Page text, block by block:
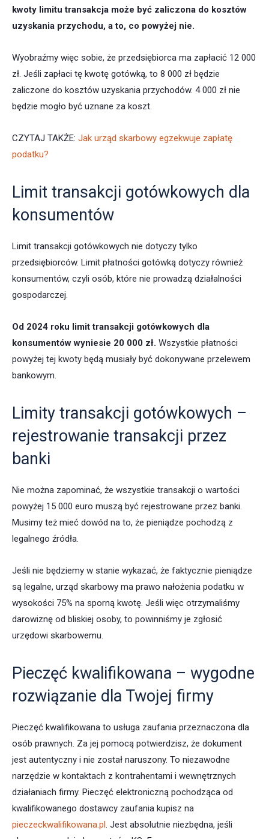
kwoty limitu transakcja może być zaliczona do kosztów
uzyskania przychodu, a to, co powyżej nie.
Wyobraźmy więc sobie, że przedsiębiorca ma zapłacić 12 000
zł. Jeśli zapłaci tę kwotę gotówką, to 8 000 zł będzie
zaliczone do kosztów uzyskania przychodów. 4 000 zł nie
będzie mogło być uznane za koszt.
CZYTAJ TAKŻE: Jak urząd skarbowy egzekwuje zapłatę
podatku?
Limit transakcji gotówkowych dla
konsumentów
Limit transakcji gotówkowych nie dotyczy tylko
przedsiębiorców. Limit płatności gotówką dotyczy również
konsumentów, czyli osób, które nie prowadzą działalności
gospodarczej.
Od 2024 roku limit transakcji gotówkowych dla
konsumentów wyniesie 20 000 zł. Wszystkie płatności
powyżej tej kwoty będą musiały być dokonywane przelewem
bankowym.
Limity transakcji gotówkowych –
rejestrowanie transakcji przez
banki
Nie można zapominać, że wszystkie transakcji o wartości
powyżej 15 000 euro muszą być rejestrowane przez banki.
Musimy też mieć dowód na to, że pieniądze pochodzą z
legalnego źródła.
Jeśli nie będziemy w stanie wykazać, że faktycznie pieniądze
są legalne, urząd skarbowy ma prawo nałożenia podatku w
wysokości 75% na sporną kwotę. Jeśli więc otrzymaliśmy
darowiznę od bliskiej osoby, to powinniśmy je zgłosić
urzędowi skarbowemu.
Pieczęć kwalifikowana – wygodne
rozwiązanie dla Twojej firmy
Pieczęć kwalifikowana to usługa zaufania przeznaczona dla
osób prawnych. Za jej pomocą potwierdzisz, że dokument
jest autentyczny i nie został naruszony. To niezawodne
narzędzie w kontaktach z kontrahentami i wewnętrznych
działaniach firmy. Pieczęć elektroniczną pochodząca od
kwalifikowanego dostawcy zaufania kupisz na
pieczeckwalifikowana.pl . Jest absolutnie niezbędna, jeśli